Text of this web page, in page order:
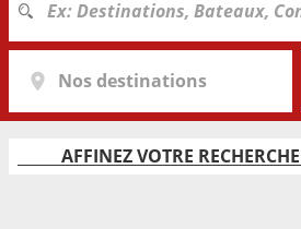
Nos destinations
AFFINEZ VOTRE RECHERCHE